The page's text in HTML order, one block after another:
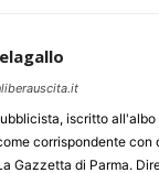
iscritto all'albo
corrispondente con
Gazzetta di Parma.